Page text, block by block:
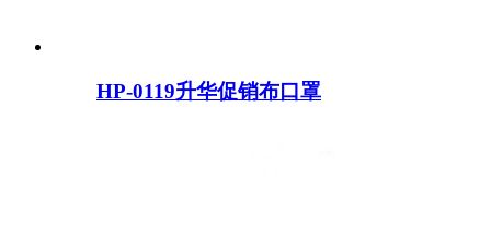
HP-0119升华促销布口罩